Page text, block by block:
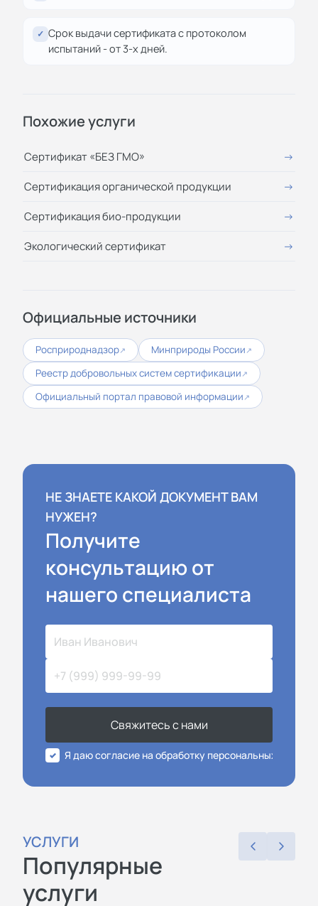
✓ Срок выдачи сертификата с протоколом
испытаний - от 3-х дней.
Похожие услуги
Сертификат «БЕЗ ГМО»
Сертификация органической продукции
Сертификация био-продукции
Экологический сертификат
Официальные источники
Росприроднадзор↗ Минприроды России ↗
Реестр добровольных систем сертификации ↗
Официальный портал правовой информации ↗
НЕ ЗНАЕТЕ КАКОЙ ДОКУМЕНТ ВАМ
НУЖЕН?
Получите
консультацию от
нашего специалиста
Свяжитесь с нами
Я даю согласие на обработку персональных
УСЛУГИ
Популярные
услуги